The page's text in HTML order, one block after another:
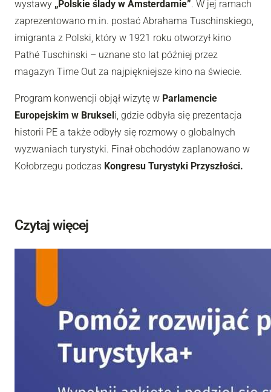
wystawy „Polskie ślady w Amsterdamie”. W jej ramach
zaprezentowano m.in. postać Abrahama Tuschinskiego,
imigranta z Polski, który w 1921 roku otworzył kino
Pathé Tuschinski – uznane sto lat później przez
magazyn Time Out za najpiękniejsze kino na świecie.
Program konwencji objął wizytę w Parlamencie
Europejskim w Brukseli, gdzie odbyła się prezentacja
historii PE a także odbyły się rozmowy o globalnych
wyzwaniach turystyki. Finał obchodów zaplanowano w
Kołobrzegu podczas Kongresu Turystyki Przyszłości.
Czytaj więcej